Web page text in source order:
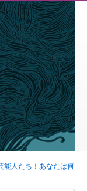
能人たち！あなたは何